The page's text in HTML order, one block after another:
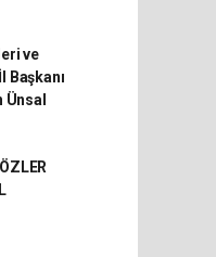
ve
Başkanı
Ünsal